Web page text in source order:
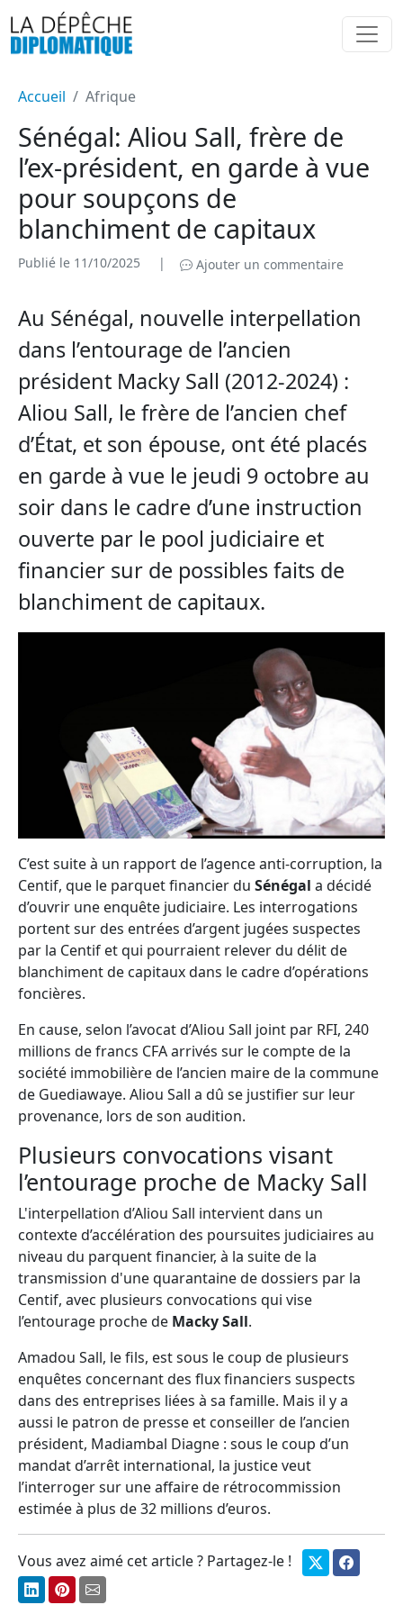
Accueil Afrique
Sénégal: Aliou Sall, frère de
l’ex-président, en garde à vue
pour soupçons de
blanchiment de capitaux
Publié le 11/10/2025 | Ajouter un commentaire
Au Sénégal, nouvelle interpellation
dans l’entourage de l’ancien
président Macky Sall (2012-2024) :
Aliou Sall, le frère de l’ancien chef
d’État, et son épouse, ont été placés
en garde à vue le jeudi 9 octobre au
soir dans le cadre d’une instruction
ouverte par le pool judiciaire et
financier sur de possibles faits de
blanchiment de capitaux.
C’est suite à un rapport de l’agence anti-corruption, la
Centif, que le parquet financier du Sénégal a décidé
d’ouvrir une enquête judiciaire. Les interrogations
portent sur des entrées d’argent jugées suspectes
par la Centif et qui pourraient relever du délit de
blanchiment de capitaux dans le cadre d’opérations
foncières.
En cause, selon l’avocat d’Aliou Sall joint par RFI, 240
millions de francs CFA arrivés sur le compte de la
société immobilière de l’ancien maire de la commune
de Guediawaye. Aliou Sall a dû se justifier sur leur
provenance, lors de son audition.
Plusieurs convocations visant
l’entourage proche de Macky Sall
L'interpellation d’Aliou Sall intervient dans un
contexte d’accélération des poursuites judiciaires au
niveau du parquent financier, à la suite de la
transmission d'une quarantaine de dossiers par la
Centif, avec plusieurs convocations qui vise
l’entourage proche de Macky Sall.
Amadou Sall, le fils, est sous le coup de plusieurs
enquêtes concernant des flux financiers suspects
dans des entreprises liées à sa famille. Mais il y a
aussi le patron de presse et conseiller de l’ancien
président, Madiambal Diagne : sous le coup d’un
mandat d’arrêt international, la justice veut
l’interroger sur une affaire de rétrocommission
estimée à plus de 32 millions d’euros.
Vous avez aimé cet article ? Partagez-le !